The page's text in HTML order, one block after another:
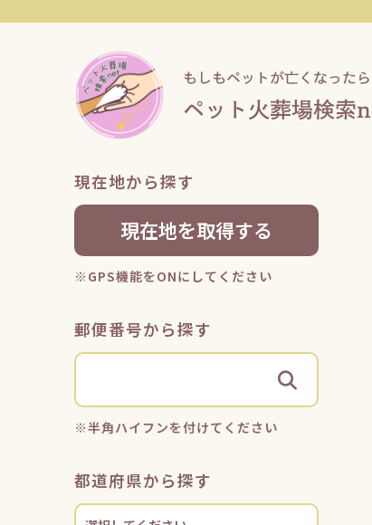
現在地から探す
現在地を取得する
※GPS機能をONにしてください
郵便番号から探す
※半角ハイフンを付けてください
都道府県から探す